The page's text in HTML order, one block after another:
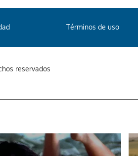
Términos de uso
reservados